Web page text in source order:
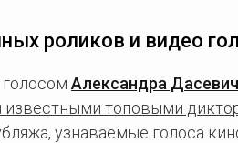
роликов и видео
Александра
топовыми
узнаваемые голоса